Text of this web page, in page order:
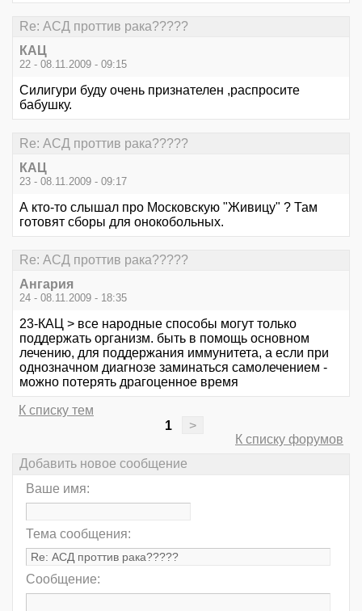
Re: АСД проттив рака?????
КАЦ
22 - 08.11.2009 - 09:15
Силигури буду очень признателен ,распросите
бабушку.
Re: АСД проттив рака?????
КАЦ
23 - 08.11.2009 - 09:17
А кто-то слышал про Московскую "Живицу" ? Там
готовят сборы для онокобольных.
Re: АСД проттив рака?????
Ангария
24 - 08.11.2009 - 18:35
23-КАЦ > все народные способы могут только
поддержать организм. быть в помощь основном
лечению, для поддержания иммунитета, а если при
однозначном диагнозе заминаться самолечением -
можно потерять драгоценное время
К списку тем
1
>
К списку форумов
Добавить новое сообщение
Ваше имя:
Тема сообщения:
Сообщение: